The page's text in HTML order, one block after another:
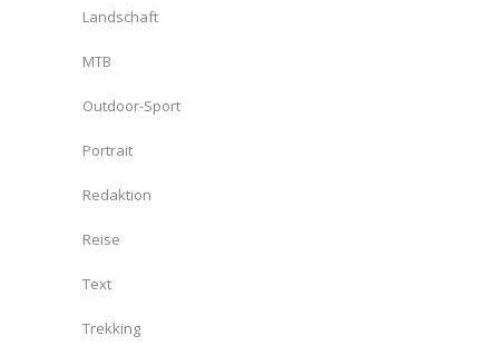
Landschaft
MTB
Outdoor-Sport
Portrait
Redaktion
Reise
Text
Trekking